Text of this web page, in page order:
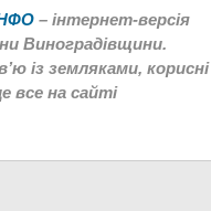
– інтернет-версія
Виноградівщини.
із земляками, корисні
все на сайті